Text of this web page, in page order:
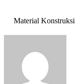
Material Konstruksi